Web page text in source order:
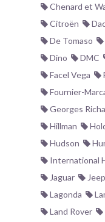
Chenard et
Citroën
De Tomaso
Dino
DMC
Facel Vega
Fournier-
Georges
Hillman
Hudson
International
Jaguar
Jeep
Lagonda
Land Rover